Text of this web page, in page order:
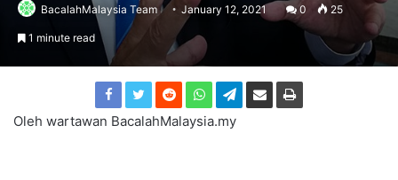
BacalahMalaysia Team January 12, 2021 0 25
1 minute read
Oleh wartawan BacalahMalaysia.my